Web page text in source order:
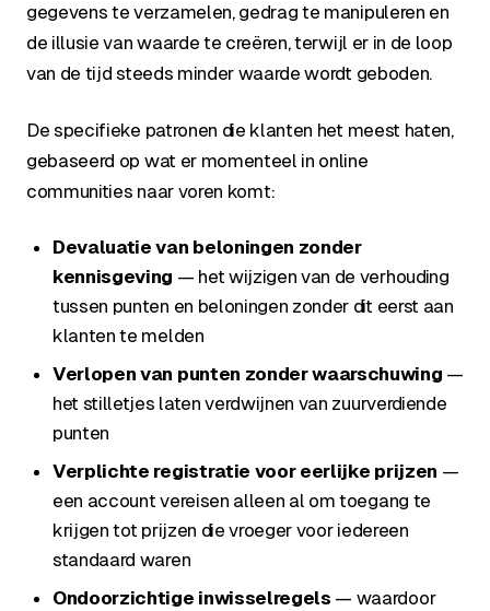
gegevens te verzamelen, gedrag te manipuleren en
de illusie van waarde te creëren, terwijl er in de loop
van de tijd steeds minder waarde wordt geboden.
De specifieke patronen die klanten het meest haten,
gebaseerd op wat er momenteel in online
communities naar voren komt:
Devaluatie van beloningen zonder
kennisgeving — het wijzigen van de verhouding
tussen punten en beloningen zonder dit eerst aan
klanten te melden
Verlopen van punten zonder waarschuwing —
het stilletjes laten verdwijnen van zuurverdiende
punten
Verplichte registratie voor eerlijke prijzen —
een account vereisen alleen al om toegang te
krijgen tot prijzen die vroeger voor iedereen
standaard waren
Ondoorzichtige inwisselregels — waardoor